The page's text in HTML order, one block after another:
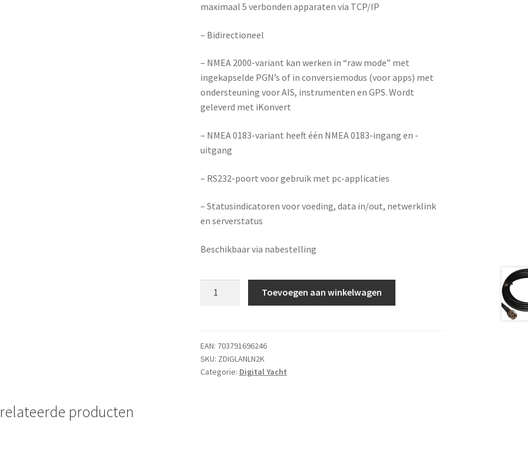
maximaal 5 verbonden apparaten via TCP/IP
– Bidirectioneel
– NMEA 2000-variant kan werken in “raw mode” met
ingekapselde PGN’s of in conversiemodus (voor apps) met
ondersteuning voor AIS, instrumenten en GPS. Wordt
geleverd met iKonvert
– NMEA 0183-variant heeft één NMEA 0183-ingang en -
uitgang
– RS232-poort voor gebruik met pc-applicaties
– Statusindicatoren voor voeding, data in/out, netwerklink
en serverstatus
Beschikbaar via nabestelling
ETHERNET
GATEWAY
aantal
Toevoegen aan winkelwagen
EAN: 703791696246
SKU: ZDIGLANLN2K
Categorie: Digital Yacht
producten